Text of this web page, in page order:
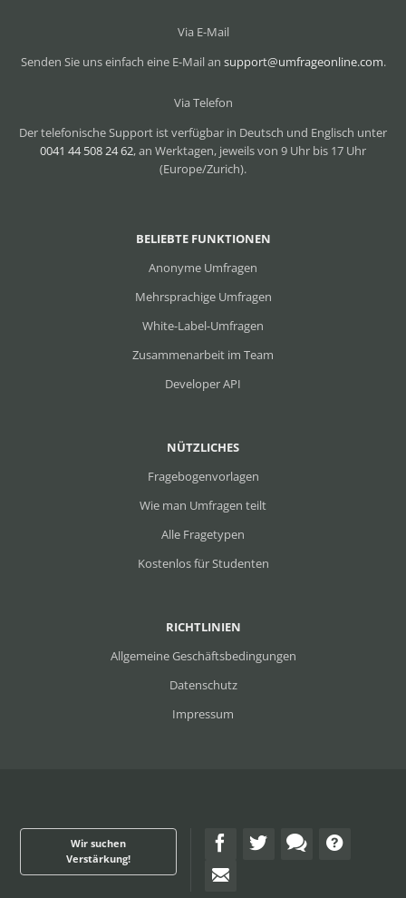
RICHTLINIEN
Allgemeine Geschäftsbedingungen
Datenschutz
Impressum
NÜTZLICHES
Fragebogenvorlagen
Wie man Umfragen teilt
Alle Fragetypen
Kostenlos für Studenten
BELIEBTE FUNKTIONEN
Anonyme Umfragen
Mehrsprachige Umfragen
White-Label-Umfragen
Zusammenarbeit im Team
Developer API
Via E-Mail
Senden Sie uns einfach eine E-Mail an support@umfrageonline.com.
Via Telefon
Der telefonische Support ist verfügbar in Deutsch und Englisch unter
0041 44 508 24 62, an Werktagen, jeweils von 9 Uhr bis 17 Uhr
(Europe/Zurich).
Wir suchen
Verstärkung!